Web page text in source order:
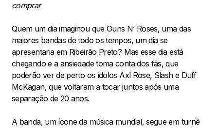
comprar
Quem um dia imaginou que Guns N’ Roses, uma das
maiores bandas de todo os tempos, um dia se
apresentaria em Ribeirão Preto? Mas esse dia está
chegando e a ansiedade toma conta dos fãs, que
poderão ver de perto os ídolos Axl Rose, Slash e Duff
McKagan, que voltaram a tocar juntos após uma
separação de 20 anos.
A banda, um ícone da música mundial, segue em turnê